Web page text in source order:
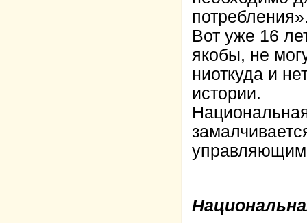
Вот уже 16
якобы, не
ниоткуда и
истории.